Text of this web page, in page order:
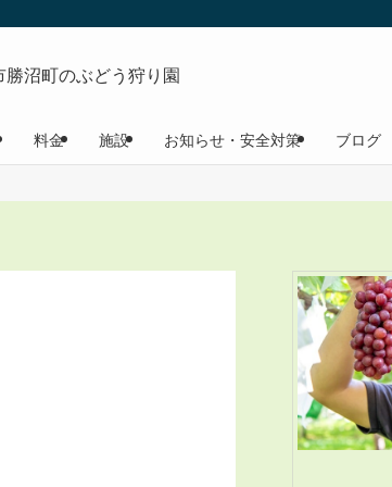
料金 施設 お知らせ・安全対策 ブログ